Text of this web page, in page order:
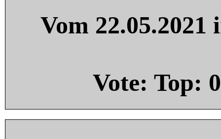
Vom
Vote: Top: 0